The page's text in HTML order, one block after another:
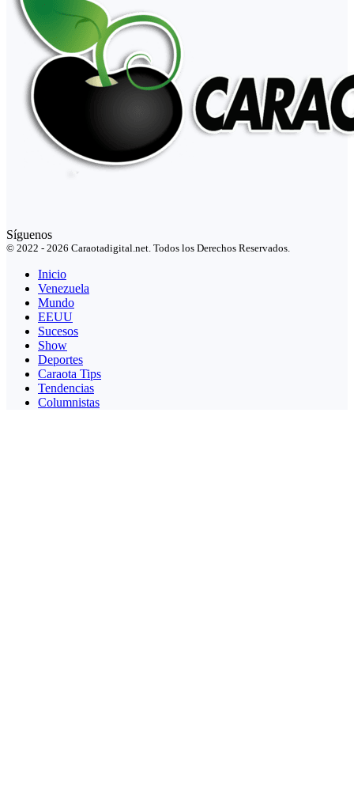
Síguenos
© 2022 - 2026 Caraotadigital.net. Todos los Derechos Reservados.
Inicio
Venezuela
Mundo
EEUU
Sucesos
Show
Deportes
Caraota Tips
Tendencias
Columnistas